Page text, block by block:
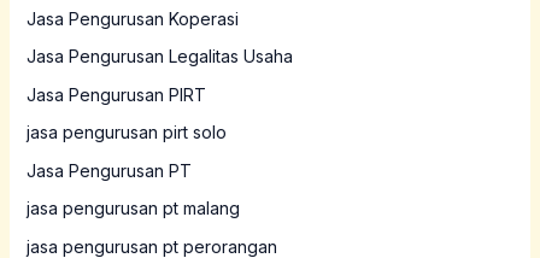
Jasa Pengurusan Koperasi
Jasa Pengurusan Legalitas Usaha
Jasa Pengurusan PIRT
jasa pengurusan pirt solo
Jasa Pengurusan PT
jasa pengurusan pt malang
jasa pengurusan pt perorangan